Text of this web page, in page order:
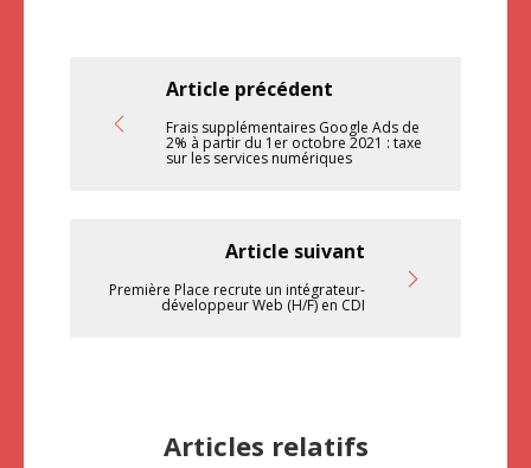
Article précédent
Frais supplémentaires Google Ads de
2% à partir du 1er octobre 2021 : taxe
sur les services numériques
Article suivant
Première Place recrute un intégrateur-
développeur Web (H/F) en CDI
Articles relatifs